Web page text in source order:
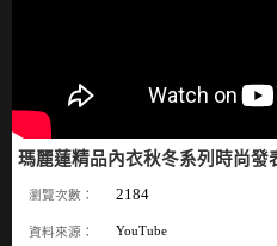
瑪麗蓮精品內衣秋冬系列時尚發
瀏覽次數： 2184
資料來源： YouTube